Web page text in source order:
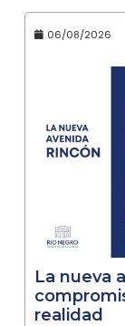
06/08/2026
La nueva
realidad